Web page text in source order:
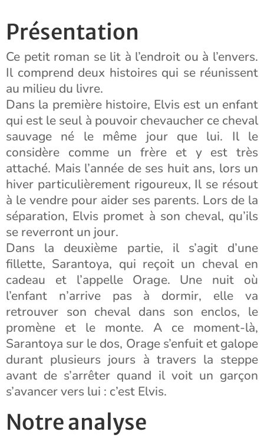
Présentation
Ce petit roman se lit à l’endroit ou à l’envers.
Il comprend deux histoires qui se réunissent
au milieu du livre.
Dans la première histoire, Elvis est un enfant
qui est le seul à pouvoir chevaucher ce cheval
sauvage né le même jour que lui. Il le
considère comme un frère et y est très
attaché. Mais l’année de ses huit ans, lors un
hiver particulièrement rigoureux, Il se résout
à le vendre pour aider ses parents. Lors de la
séparation, Elvis promet à son cheval, qu’ils
se reverront un jour.
Dans la deuxième partie, il s’agit d’une
fillette, Sarantoya, qui reçoit un cheval en
cadeau et l’appelle Orage. Une nuit où
l’enfant n’arrive pas à dormir, elle va
retrouver son cheval dans son enclos, le
promène et le monte. A ce moment-là,
Sarantoya sur le dos, Orage s’enfuit et galope
durant plusieurs jours à travers la steppe
avant de s’arrêter quand il voit un garçon
s’avancer vers lui : c’est Elvis.
Notre analyse